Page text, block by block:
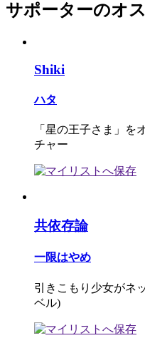
サポーターのオ
Shiki
ハタ
「星の王子さま」を
チャー
共依存論
一限はやめ
引きこもり少女がネ
ベル)